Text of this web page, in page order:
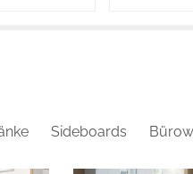
Sideboards